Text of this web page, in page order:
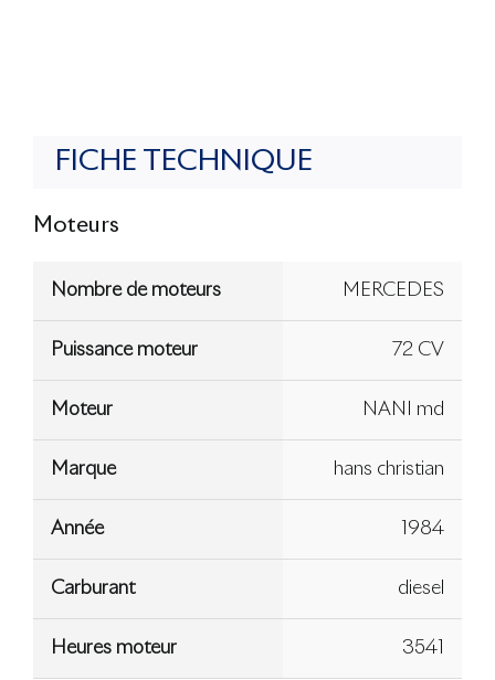
FICHE TECHNIQUE
Moteurs
Nombre de moteurs MERCEDES
Puissance moteur 72 CV
Moteur NANI md
Marque hans christian
Année 1984
Carburant diesel
Heures moteur 3541